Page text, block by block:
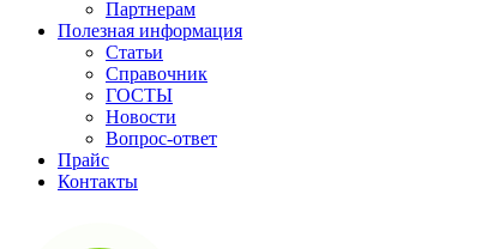
Партнерам
Полезная информация
Статьи
Справочник
ГОСТЫ
Новости
Вопрос-ответ
Прайс
Контакты